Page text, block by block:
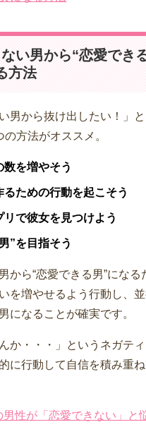
い男から“恋愛でき
方法
男から抜け出したい！」
方法がオススメ。
数を増やそう
るための行動を起こそう
リで彼女を見つけよう
”を目指そう
から“恋愛できる男”になる
を増やせるよう行動し、
になることが確実です。
か・・・」というネガテ
に行動して自信を積み重
男性が「恋愛できない」と